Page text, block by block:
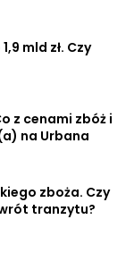
mld zł. Czy
z cenami zbóż i
na Urbana
zboża. Czy
tranzytu?